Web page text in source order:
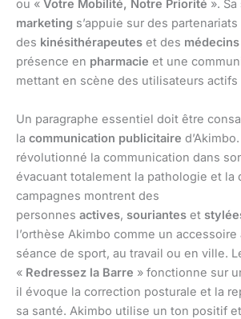
ou « Votre Mobilité, Notre Priorité ». Sa
marketing s’appuie sur des partenariats
des kinésithérapeutes et des
présence en pharmacie et une
mettant en scène des utilisateurs actifs
Un paragraphe essentiel doit être
la communication publicitaire
révolutionné la communication dans
évacuant totalement la pathologie et la
campagnes montrent des
personnes actives, souriantes et
l’orthèse Akimbo comme un accessoire
séance de sport, au travail ou en ville.
« Redressez la Barre » fonctionne sur
il évoque la correction posturale et la
sa santé. Akimbo utilise un ton positif